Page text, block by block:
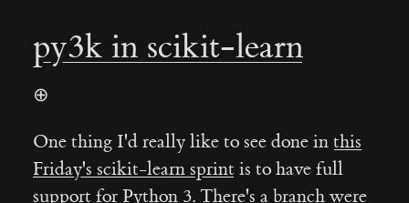
py3k in scikit-learn
⊕
One thing I'd really like to see done in this
Friday's scikit-learn sprint is to have full
support for Python 3. There's a branch were